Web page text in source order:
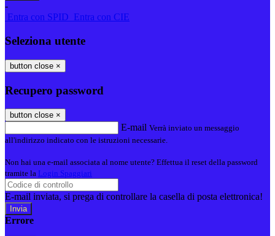
-
Entra con SPID Entra con CIE
Seleziona utente
button close ×
Recupero password
button close ×
E-mail Verrà inviato un messaggio
all'indirizzo indicato con le istruzioni necessarie.
Non hai una e-mail associata al nome utente? Effettua il reset della password
tramite la Login Spaggiari
E-mail inviata, si prega di controllare la casella di posta elettronica!
Errore